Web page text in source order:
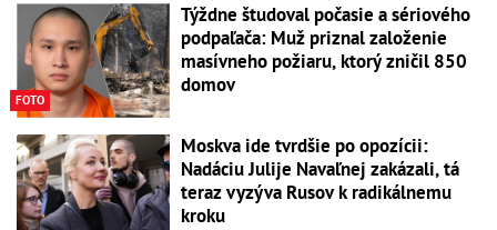
FOTO
Týždne študoval počasie a sériového
podpaľača: Muž priznal založenie
masívneho požiaru, ktorý zničil 850
domov
Moskva ide tvrdšie po opozícii:
Nadáciu Julije Navaľnej zakázali, tá
teraz vyzýva Rusov k radikálnemu
kroku